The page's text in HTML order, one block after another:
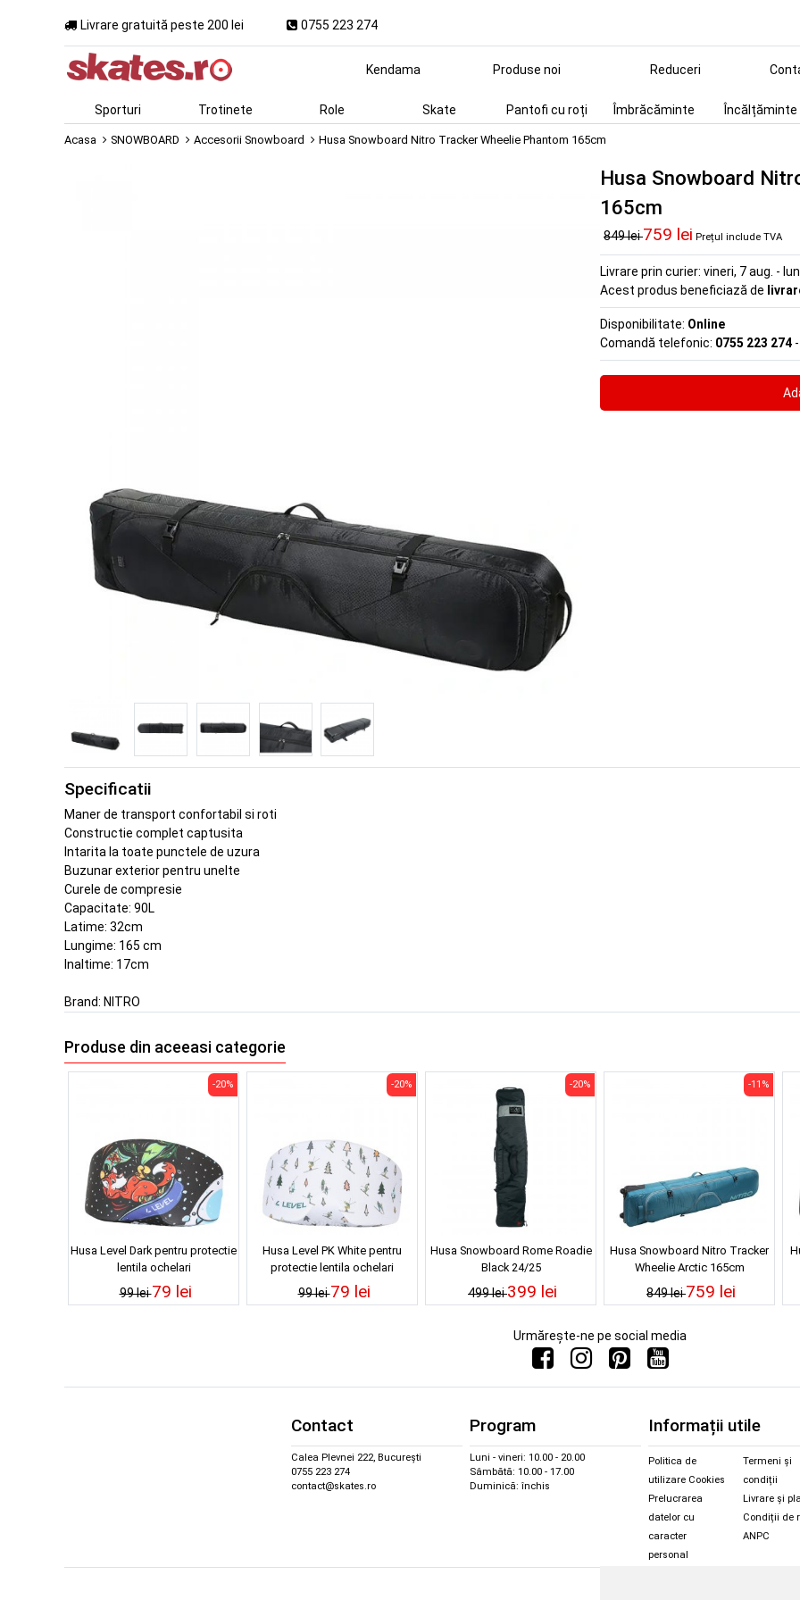
Livrare gratuită peste 200 lei 0755 223 274
Kendama Produse noi Reduceri
Sporturi Trotinete Role Skate Pantofi cu roți Îmbrăcăminte Încălțăminte
Acasa SNOWBOARD Accesorii Snowboard Husa Snowboard Nitro Tracker Wheelie Phantom 165cm
Husa Snowboard
165cm
849 lei759 lei Prețul include TVA
Livrare prin curier: vineri, 7 aug. -
Acest produs beneficiază de
Disponibilitate: Online
Comandă telefonic: 0755 223 274
Specificatii
Maner de transport confortabil si roti
Constructie complet captusita
Intarita la toate punctele de uzura
Buzunar exterior pentru unelte
Curele de compresie
Capacitate: 90L
Latime: 32cm
Lungime: 165 cm
Inaltime: 17cm
Brand: NITRO
Produse din aceeasi categorie
Husa Level Dark pentru protectie
lentila ochelari
99 lei
-20%
79 lei
Husa Level PK White pentru
protectie lentila ochelari
99 lei
-20%
79 lei
Husa Snowboard Rome Roadie
Black 24/25
499 lei
-20%
399 lei
Husa Snowboard Nitro Tracker
Wheelie Arctic 165cm
849 lei
-11%
759 lei
Urmărește-ne pe social media
Contact
Calea Plevnei 222, București
0755 223 274
contact@skates.ro
Program
Luni - vineri: 10.00 - 20.00
Sâmbătă: 10.00 - 17.00
Duminică: închis
Informații utile
Politica de
utilizare Cookies
Prelucrarea
datelor cu
caracter
personal
Termeni și
condiții
Livrare și
Condiții de
ANPC